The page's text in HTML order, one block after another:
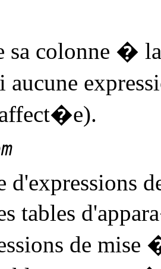
sa colonne �
aucune
d'expressions
tables
de